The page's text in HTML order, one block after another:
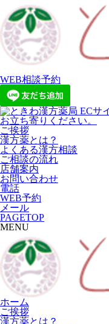
WEB相談予約
ご挨拶
漢方薬とは？
よくある漢方相談
ご相談の流れ
店舗案内
お問い合わせ
電話
WEB予約
メール
PAGETOP
MENU
ホーム
ご挨拶
漢方薬とは？